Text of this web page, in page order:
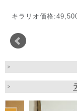
キラリオ価格